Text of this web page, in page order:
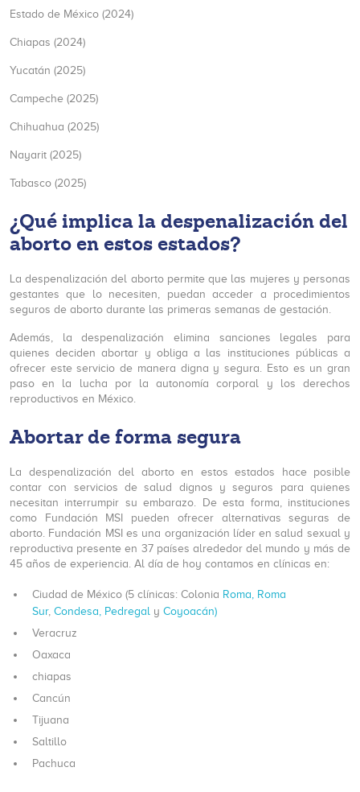
Estado de México (2024)
Chiapas (2024)
Yucatán (2025)
Campeche (2025)
Chihuahua (2025)
Nayarit (2025)
Tabasco (2025)
¿Qué implica la despenalización del
aborto en estos estados?
La despenalización del aborto permite que las mujeres y personas
gestantes que lo necesiten, puedan acceder a procedimientos
seguros de aborto durante las primeras semanas de gestación.
Además, la despenalización elimina sanciones legales para
quienes deciden abortar y obliga a las instituciones públicas a
ofrecer este servicio de manera digna y segura. Esto es un gran
paso en la lucha por la autonomía corporal y los derechos
reproductivos en México.
Abortar de forma segura
La despenalización del aborto en estos estados hace posible
contar con servicios de salud dignos y seguros para quienes
necesitan interrumpir su embarazo. De esta forma, instituciones
como Fundación MSI pueden ofrecer alternativas seguras de
aborto. Fundación MSI es una organización líder en salud sexual y
reproductiva presente en 37 países alrededor del mundo y más de
45 años de experiencia. Al día de hoy contamos en clínicas en:
Ciudad de México (5 clínicas: Colonia Roma, Roma
Sur, Condesa, Pedregal y Coyoacán)
Veracruz
Oaxaca
chiapas
Cancún
Tijuana
Saltillo
Pachuca